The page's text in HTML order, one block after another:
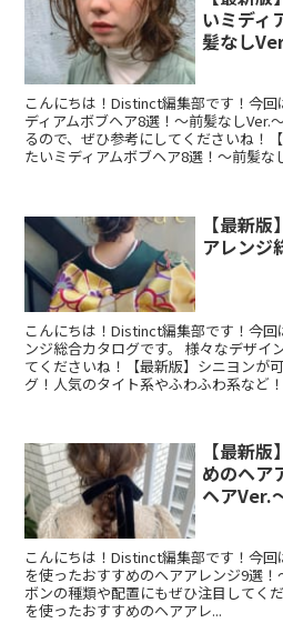
いミディ
髪なし
こんにちは！Distinct編集部です！今
ディアムボブヘア8選！～前髪なしVer.
るので、ぜひ参考にしてくださいね！
たいミディアムボブヘア8選！～前髪な
【最新
アレンジ
こんにちは！Distinct編集部です！今
ンジ総合カタログです。 様々なデザイ
てくださいね！【最新版】シニヨンが
グ！人気のタイト系やふわふわ系など
【最新
めのヘア
ヘアVer.
こんにちは！Distinct編集部です！今
を使ったおすすめのヘアアレンジ9選！
ボンの種類や配置にもぜひ注目してく
を使ったおすすめのヘアアレ...